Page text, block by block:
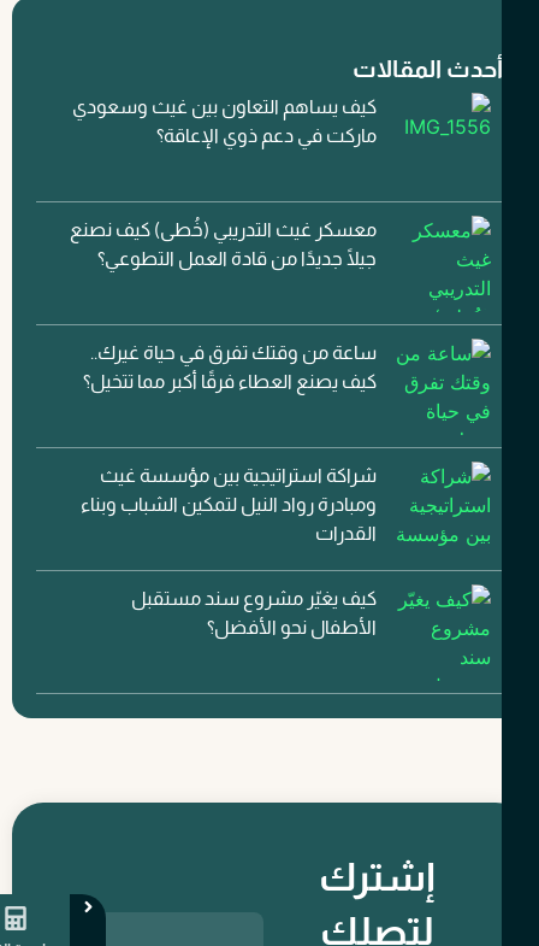
المقالات
كيف يساهم التعاون بين غيث وسعودي
ماركت في دعم ذوي الإعاقة؟
معسكر غيث التدريبي (خُطى) كيف نصنع
جيلًا جديدًا من قادة العمل التطوعي؟
ساعة من وقتك تفرق في حياة غيرك..
كيف يصنع العطاء فرقًا أكبر مما تتخيل؟
شراكة استراتيجية بين مؤسسة غيث
ومبادرة رواد النيل لتمكين الشباب وبناء
القدرات
كيف يغيّر مشروع سند مستقبل
الأطفال نحو الأفضل؟
إشترك
لتصلك